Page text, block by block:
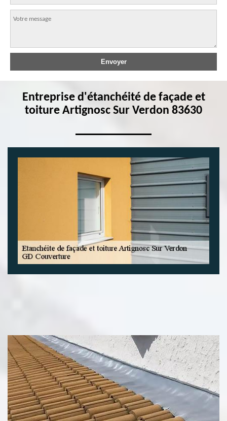
Entreprise d'étanchéité de façade et
toiture Artignosc Sur Verdon 83630